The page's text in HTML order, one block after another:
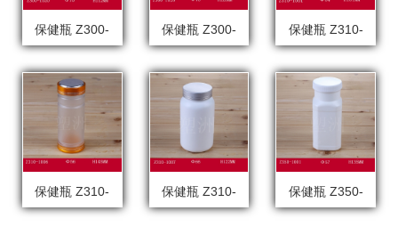
保健瓶 Z300- 保健瓶 Z300- 保健瓶 Z310-
保健瓶 Z310- 保健瓶 Z310- 保健瓶 Z350-